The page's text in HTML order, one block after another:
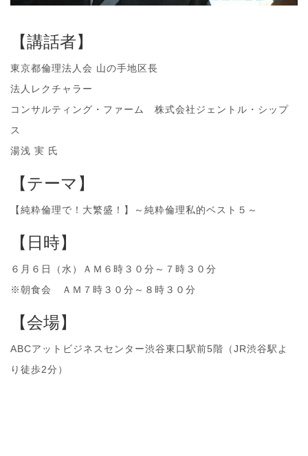
【講話者】
東京都倫理法人会 山の手地区長
法人レクチャラー
コンサルティング・ファーム 株式会社ジェントル・シップ
ス
湯浅 実 氏
【テーマ】
【純粋倫理で！大繁盛！】～純粋倫理私的ベスト５～
【日時】
６月６日（水）ＡＭ６時３０分～７時３０分
※朝食会 ＡＭ７時３０分～８時３０分
【会場】
ABCアットビジネスセンター渋谷東口駅前5階（JR渋谷駅よ
り徒歩2分）